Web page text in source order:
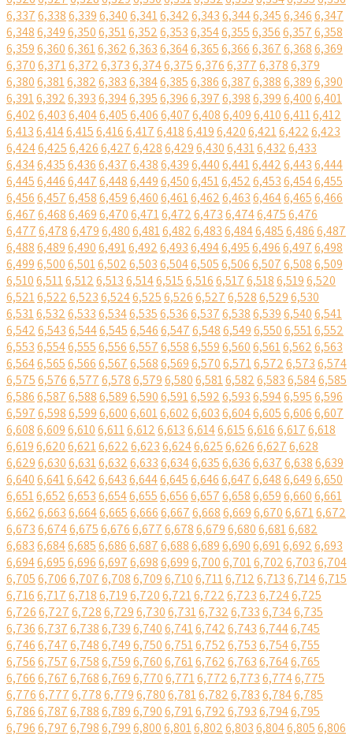
6,3376,3386,3396,3406,3416,3426,3436,3446,3456,3466,347
6,3486,3496,3506,3516,3526,3536,3546,3556,3566,3576,358
6,3596,3606,3616,3626,3636,3646,3656,3666,3676,3686,369
6,3706,3716,3726,3736,3746,3756,3766,3776,3786,379
6,3806,3816,3826,3836,3846,3856,3866,3876,3886,3896,390
6,3916,3926,3936,3946,3956,3966,3976,3986,3996,4006,401
6,4026,4036,4046,4056,4066,4076,4086,4096,4106,4116,412
6,4136,4146,4156,4166,4176,4186,4196,4206,4216,4226,423
6,4246,4256,4266,4276,4286,4296,4306,4316,4326,433
6,4346,4356,4366,4376,4386,4396,4406,4416,4426,4436,444
6,4456,4466,4476,4486,4496,4506,4516,4526,4536,4546,455
6,4566,4576,4586,4596,4606,4616,4626,4636,4646,4656,466
6,4676,4686,4696,4706,4716,4726,4736,4746,4756,476
6,4776,4786,4796,4806,4816,4826,4836,4846,4856,4866,487
6,4886,4896,4906,4916,4926,4936,4946,4956,4966,4976,498
6,4996,5006,5016,5026,5036,5046,5056,5066,5076,5086,509
6,5106,5116,5126,5136,5146,5156,5166,5176,5186,5196,520
6,5216,5226,5236,5246,5256,5266,5276,5286,5296,530
6,5316,5326,5336,5346,5356,5366,5376,5386,5396,5406,541
6,5426,5436,5446,5456,5466,5476,5486,5496,5506,5516,552
6,5536,5546,5556,5566,5576,5586,5596,5606,5616,5626,563
6,5646,5656,5666,5676,5686,5696,5706,5716,5726,5736,574
6,5756,5766,5776,5786,5796,5806,5816,5826,5836,5846,585
6,5866,5876,5886,5896,5906,5916,5926,5936,5946,5956,596
6,5976,5986,5996,6006,6016,6026,6036,6046,6056,6066,607
6,6086,6096,6106,6116,6126,6136,6146,6156,6166,6176,618
6,6196,6206,6216,6226,6236,6246,6256,6266,6276,628
6,6296,6306,6316,6326,6336,6346,6356,6366,6376,6386,639
6,6406,6416,6426,6436,6446,6456,6466,6476,6486,6496,650
6,6516,6526,6536,6546,6556,6566,6576,6586,6596,6606,661
6,6626,6636,6646,6656,6666,6676,6686,6696,6706,6716,672
6,6736,6746,6756,6766,6776,6786,6796,6806,6816,682
6,6836,6846,6856,6866,6876,6886,6896,6906,6916,6926,693
6,6946,6956,6966,6976,6986,6996,7006,7016,7026,7036,704
6,7056,7066,7076,7086,7096,7106,7116,7126,7136,7146,715
6,7166,7176,7186,7196,7206,7216,7226,7236,7246,725
6,7266,7276,7286,7296,7306,7316,7326,7336,7346,735
6,7366,7376,7386,7396,7406,7416,7426,7436,7446,745
6,7466,7476,7486,7496,7506,7516,7526,7536,7546,755
6,7566,7576,7586,7596,7606,7616,7626,7636,7646,765
6,7666,7676,7686,7696,7706,7716,7726,7736,7746,775
6,7766,7776,7786,7796,7806,7816,7826,7836,7846,785
6,7866,7876,7886,7896,7906,7916,7926,7936,7946,795
6,7966,7976,7986,7996,8006,8016,8026,8036,8046,8056,806